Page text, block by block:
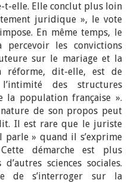
t-elle. Elle conclut plus loin
juridique », le vote
En même temps, le
les convictions
sur le mariage et la
réforme, dit-elle, est de
des structures
la population française ».
de son propos peut
Il est rare que le juriste
parle » quand il s’exprime
démarche est plus
sciences sociales.
de s’interroger sur la